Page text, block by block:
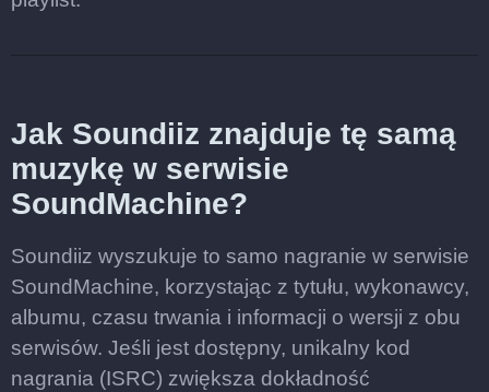
Jak Soundiiz znajduje tę samą
muzykę w serwisie
SoundMachine?
Soundiiz wyszukuje to samo nagranie w serwisie
SoundMachine, korzystając z tytułu, wykonawcy,
albumu, czasu trwania i informacji o wersji z obu
serwisów. Jeśli jest dostępny, unikalny kod
nagrania (ISRC) zwiększa dokładność